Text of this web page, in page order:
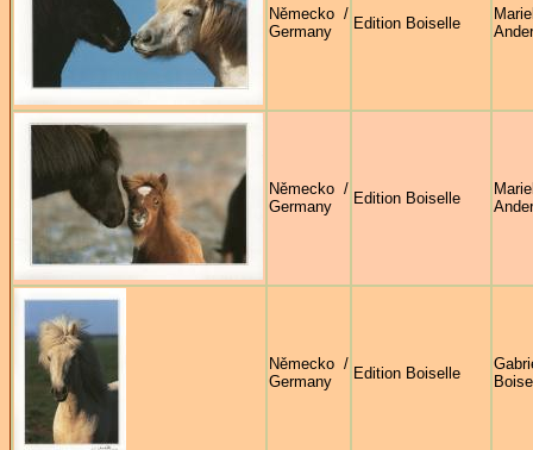
Německo /
Germany
Edition Boiselle
Německo /
Germany
Edition Boiselle
Německo /
Germany
Edition Boiselle